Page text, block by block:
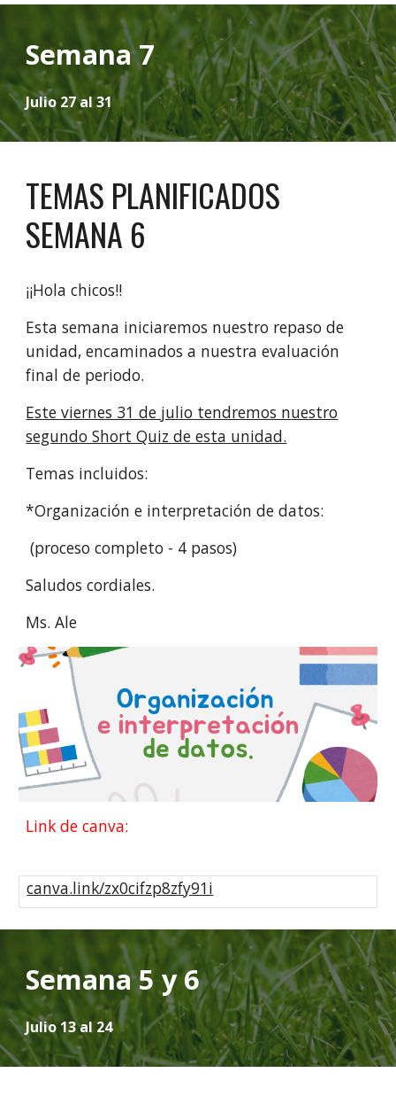
Semana 7
Julio 27 al 31
TEMAS PLANIFICADOS
SEMANA 6
¡¡Hola chicos!!
Esta semana iniciaremos nuestro repaso de
unidad, encaminados a nuestra evaluación
final de periodo.
Este viernes 31 de julio tendremos nuestro
segundo Short Quiz de esta unidad.
Temas incluidos:
*Organización e interpretación de datos:
(proceso completo - 4 pasos)
Saludos cordiales.
Ms. Ale
Link de canva:
canva.link/zx0cifzp8zfy91i
Semana 5 y 6
Julio 13 al 24